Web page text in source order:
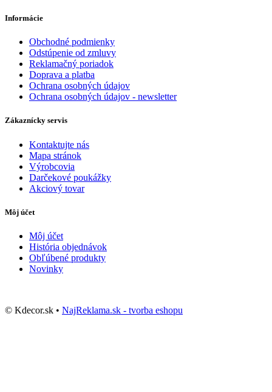
Informácie
Obchodné podmienky
Odstúpenie od zmluvy
Reklamačný poriadok
Doprava a platba
Ochrana osobných údajov
Ochrana osobných údajov - newsletter
Zákaznícky servis
Kontaktujte nás
Mapa stránok
Výrobcovia
Darčekové poukážky
Akciový tovar
Môj účet
Môj účet
História objednávok
Obľúbené produkty
Novinky
© Kdecor.sk • NajReklama.sk - tvorba eshopu